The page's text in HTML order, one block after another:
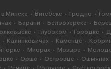
Минске Витебске Гродно
Барани Белоозерске
Глубоком Городке
Калинковичах
Каменце
Горке
Миорах Мозыре
Орше Островце Ошмянах